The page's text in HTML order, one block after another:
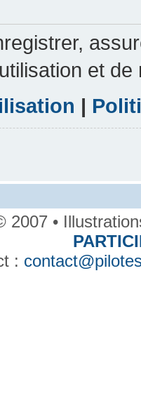
et
|
2007 •
: